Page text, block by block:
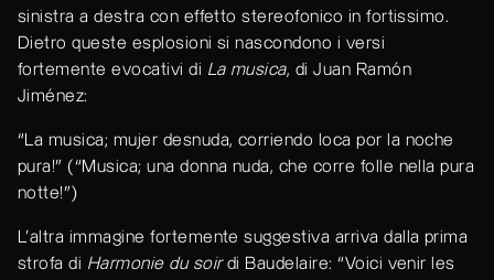
sinistra a destra con effetto stereofonico in fortissimo.
Dietro queste esplosioni si nascondono i versi
fortemente evocativi di La musica, di Juan Ramón
Jiménez:
“La musica; mujer desnuda, corriendo loca por la noche
pura!” (“Musica; una donna nuda, che corre folle nella pura
notte!”)
L’altra immagine fortemente suggestiva arriva dalla prima
strofa di Harmonie du soirdi Baudelaire: “Voici venir les